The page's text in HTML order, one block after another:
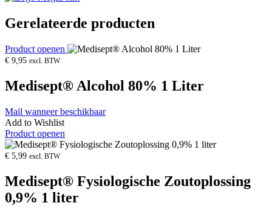
Gerelateerde producten
Product openen
€ 9,95 excl. BTW
Medisept® Alcohol 80% 1 Liter
Mail wanneer beschikbaar
Add to Wishlist
Product openen
€ 5,99 excl. BTW
Medisept® Fysiologische Zoutoplossing
0,9% 1 liter